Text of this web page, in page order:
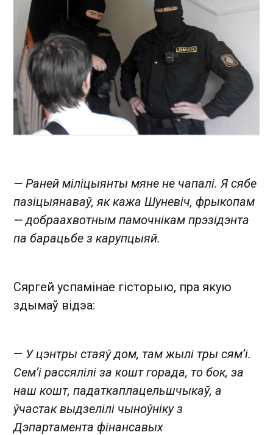
— Раней міліцыянты мяне не чапалі. Я сябе
пазіцыянаваў, як кажа Шуневіч, фрыкопам
— добраахвотным памочнікам прэзідэнта
па барацьбе з карупцыяй.
Сяргей успамінае гісторыю, пра якую
здымаў відэа:
— У цэнтры стаяў дом, там жылі тры сям’і.
Сем’і рассялілі за кошт горада, то бок, за
наш кошт, падаткаплацельшчыкаў, а
ўчастак выдзелілі чыноўніку з
Дэпартамента фінансавых